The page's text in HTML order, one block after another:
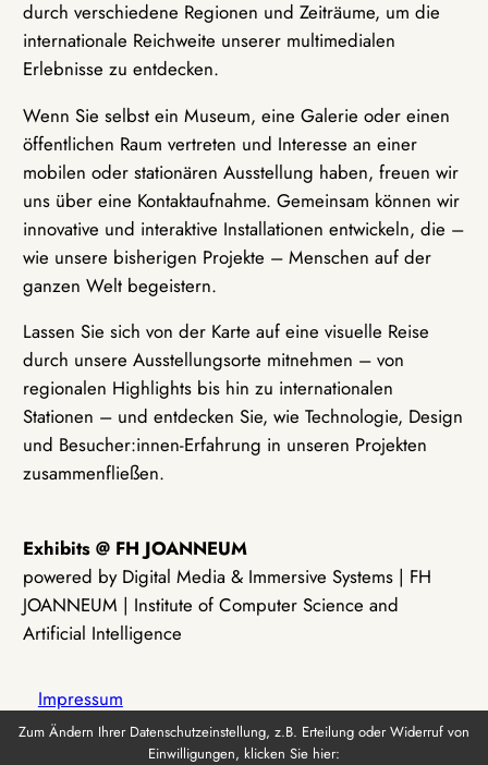
durch verschiedene Regionen und Zeiträume, um die
internationale Reichweite unserer multimedialen
Erlebnisse zu entdecken.
Wenn Sie selbst ein Museum, eine Galerie oder einen
öffentlichen Raum vertreten und Interesse an einer
mobilen oder stationären Ausstellung haben, freuen wir
uns über eine Kontaktaufnahme. Gemeinsam können wir
innovative und interaktive Installationen entwickeln, die –
wie unsere bisherigen Projekte – Menschen auf der
ganzen Welt begeistern.
Lassen Sie sich von der Karte auf eine visuelle Reise
durch unsere Ausstellungsorte mitnehmen – von
regionalen Highlights bis hin zu internationalen
Stationen – und entdecken Sie, wie Technologie, Design
und Besucher:innen-Erfahrung in unseren Projekten
zusammenfließen.
Exhibits @ FH JOANNEUM
powered by Digital Media & Immersive Systems | FH
JOANNEUM | Institute of Computer Science and
Artificial Intelligence
Impressum
Zum Ändern Ihrer Datenschutzeinstellung, z.B. Erteilung oder Widerruf von
Einwilligungen, klicken Sie hier: